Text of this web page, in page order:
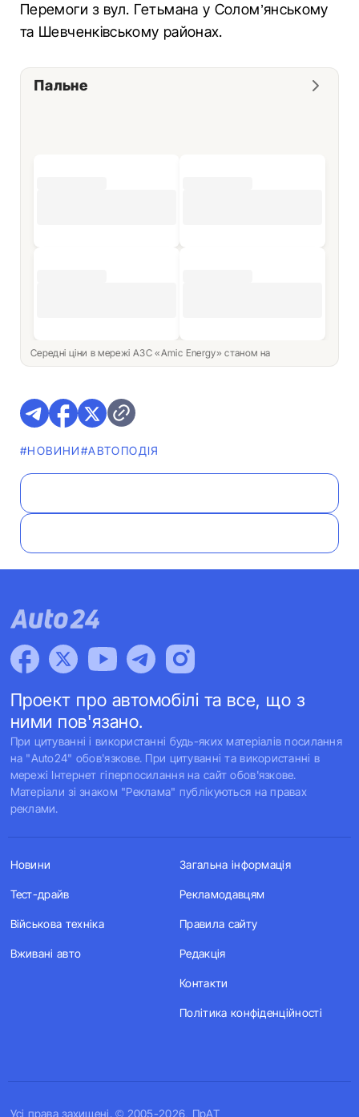
Перемоги з вул. Гетьмана у Солом’янському
та Шевченківському районах.
Пальне
Середні ціни в мережі АЗС «Amic Energy» станом на
#НОВИНИ#АВТОПОДІЯ
Проект про автомобілі та все, що з
ними пов'язано.
При цитуванні і використанні будь-яких матеріалів посилання
на "Auto24" обов'язкове. При цитуванні та використанні в
мережі Інтернет гіперпосилання на сайт обов'язкове.
Матеріали зі знаком "Реклама" публікуються на правах
реклами.
Усi права захищенi. © 2005-2026, ПрАТ
Новини
Тест-драйв
Військова техніка
Вживані авто
Загальна інформація
Рекламодавцям
Правила сайту
Редакція
Контакти
Політика конфіденційності